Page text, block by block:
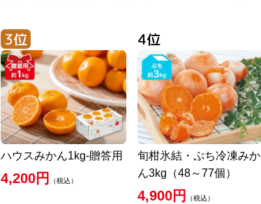
ハウスみかん1kg-贈答用
4,200円 （税込）
旬柑氷結・ぷち冷凍みか
ん3kg（48～77個）
4,900円 （税込）